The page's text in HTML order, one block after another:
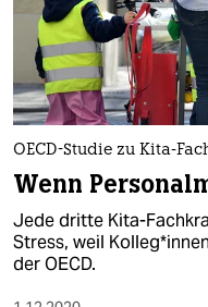
OECD-Studie zu Kita-
Wenn
Jede dritte Kita-
Stress, weil
der OECD.